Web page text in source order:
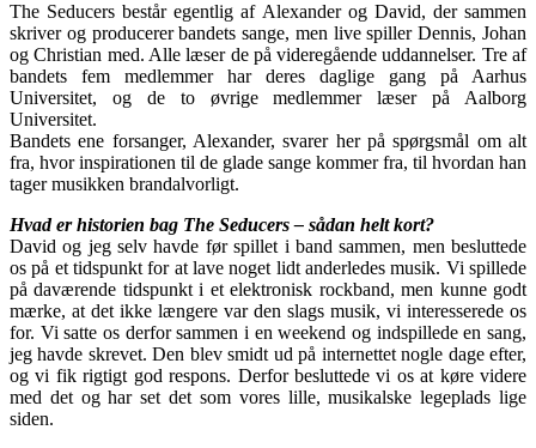
The Seducers består egentlig af Alexander og David, der sammen
skriver og producerer bandets sange, men live spiller Dennis, Johan
og Christian med. Alle læser de på videregående uddannelser. Tre af
bandets fem medlemmer har deres daglige gang på Aarhus
Universitet, og de to øvrige medlemmer læser på Aalborg
Universitet.
Bandets ene forsanger, Alexander, svarer her på spørgsmål om alt
fra, hvor inspirationen til de glade sange kommer fra, til hvordan han
tager musikken brandalvorligt.
Hvad er historien bag The Seducers – sådan helt kort?
David og jeg selv havde før spillet i band sammen, men besluttede
os på et tidspunkt for at lave noget lidt anderledes musik. Vi spillede
på daværende tidspunkt i et elektronisk rockband, men kunne godt
mærke, at det ikke længere var den slags musik, vi interesserede os
for. Vi satte os derfor sammen i en weekend og indspillede en sang,
jeg havde skrevet. Den blev smidt ud på internettet nogle dage efter,
og vi fik rigtigt god respons. Derfor besluttede vi os at køre videre
med det og har set det som vores lille, musikalske legeplads lige
siden.